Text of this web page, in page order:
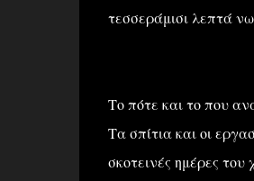
τεσσεράμισι λεπτά
Το πότε και το που
Τα σπίτια και οι
σκοτεινές ημέρες